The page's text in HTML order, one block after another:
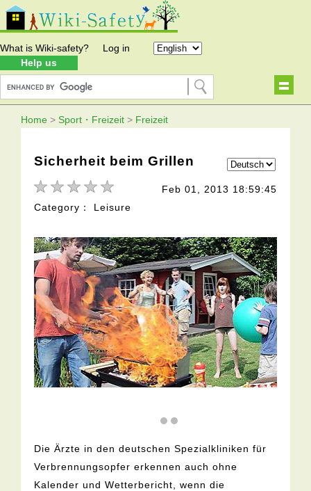
What is Wiki-safety?
Help us
Log in
Home > Sport・Freizeit > Freizeit
Sicherheit beim Grillen
Feb 01, 2013 18:59:45
Category： Leisure
Die Ärzte in den deutschen Spezialkliniken für
Verbrennungsopfer erkennen auch ohne
Kalender und Wetterbericht, wenn die